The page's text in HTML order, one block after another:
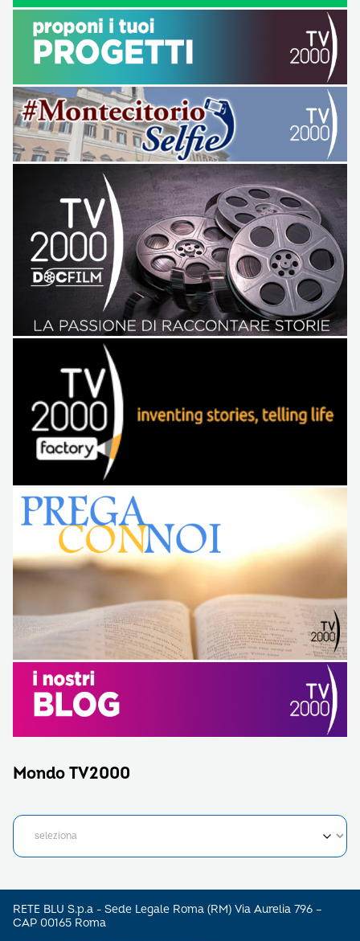
Mondo TV2000
RETE BLU S.p.a - Sede Legale Roma (RM) Via Aurelia 796 –
CAP 00165 Roma